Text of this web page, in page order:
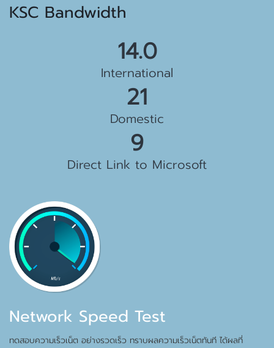
KSC Bandwidth
15.5 Gbps
International
23 Gbps
Domestic
10 Gbps
Direct Link to Microsoft
Network Speed Test
ทดสอบความเร็วเน็ต อย่างรวดเร็ว ทราบผลความเร็วเน็ตทันที ได้ผลที่